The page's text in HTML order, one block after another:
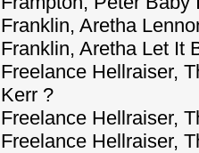
Franklin, Aretha
Franklin, Aretha Let It
Freelance Hellraiser,
Kerr ?
Freelance Hellraiser,
Freelance Hellraiser,